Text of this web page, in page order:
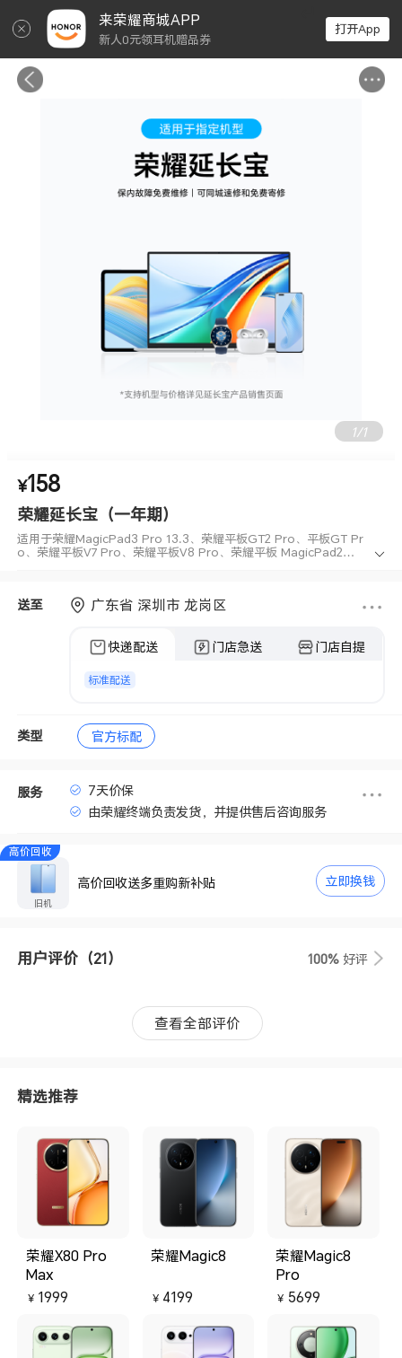
来荣耀商城APP
新人0元领耳机赠品券
打开App
1/1
适用于荣耀MagicPad3 Pro 13.3、荣耀平板GT2 Pro、平板GT Pr
o、荣耀平板V7 Pro、荣耀平板V8 Pro、荣耀平板 MagicPad2、荣
耀平板V7 5G活力版
¥158
荣耀延长宝（一年期）
适用于荣耀MagicPad3 Pro 13.3、荣耀平板GT2 Pro、平板GT Pr
o、荣耀平板V7 Pro、荣耀平板V8 Pro、荣耀平板 MagicPad2、荣
送至 广东省 深圳市 龙岗区
快递配送 门店急送 门店自提
标准配送
类型 官方标配
服务
7天价保
由荣耀终端负责发货，并提供售后咨询服务
高价回收
旧机
高价回收送多重购新补贴 立即换钱
用户评价 （21） 100% 好评
查看全部评价
精选推荐
荣耀X80 Pro
Max
￥ 1999
荣耀Magic8
￥ 4199
荣耀Magic8
Pro
￥ 5699